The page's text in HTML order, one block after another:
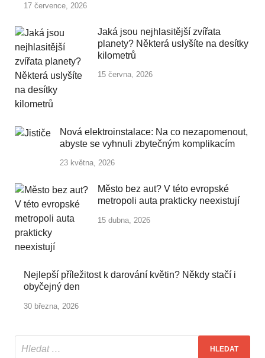
17 července, 2026
Jaká jsou nejhlasitější zvířata
planety? Některá uslyšíte na desítky
kilometrů
15 června, 2026
Nová elektroinstalace: Na co nezapomenout,
abyste se vyhnuli zbytečným komplikacím
23 května, 2026
Město bez aut? V této evropské
metropoli auta prakticky neexistují
15 dubna, 2026
Nejlepší příležitost k darování květin? Někdy stačí i
obyčejný den
30 března, 2026